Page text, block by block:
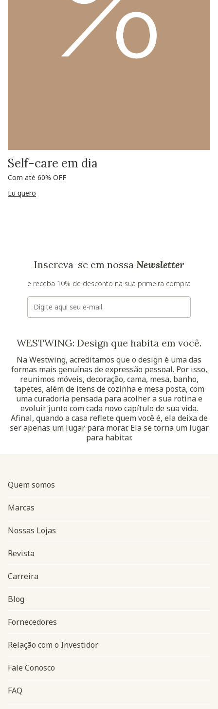
Self-care em dia
Com até 60% OFF
Eu quero
Inscreva-se em nossa Newsletter
e receba 10% de desconto na sua primeira compra
E-mail
WESTWING: Design que habita em você.
Na Westwing, acreditamos que o design é uma das
formas mais genuínas de expressão pessoal. Por isso,
reunimos móveis, decoração, cama, mesa, banho,
tapetes, além de itens de cozinha e mesa posta, com
uma curadoria pensada para acolher a sua rotina e
evoluir junto com cada novo capítulo de sua vida.
Afinal, quando a casa reflete quem você é, ela deixa de
ser apenas um lugar para morar. Ela se torna um lugar
para habitar.
Navegação do rodapé
Quem somos
Marcas
Nossas Lojas
Revista
Carreira
Blog
Fornecedores
Relação com o Investidor
Fale Conosco
FAQ